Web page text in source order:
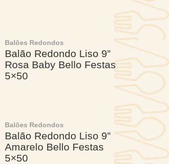
Balões Redondos
Balão Redondo Liso 9”
Rosa Baby Bello Festas
5×50
Balões Redondos
Balão Redondo Liso 9”
Amarelo Bello Festas
5×50